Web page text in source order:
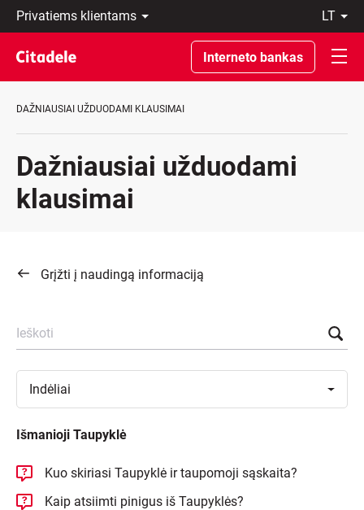
Privatiems
klientams
Verslo
klientams
Private
Apie
REWARDS
lt
LT
EN
Interneto bankas
DAŽNIAUSIAI UŽDUODAMI KLAUSIMAI
Dažniausiai užduodami
klausimai
Grįžti į naudingą informaciją
Ieškoti
Indėliai
Išmanioji Taupyklė
Kuo skiriasi Taupyklė ir taupomoji sąskaita?
Kaip atsiimti pinigus iš Taupyklės?